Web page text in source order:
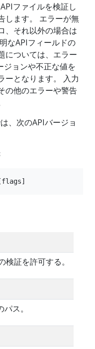
ファイルを検証し
します。 エラーが無
、それ以外の場合は
なAPIフィールドの
については、エラー
ジョンや不正な値を
ーとなります。 入力
の他のエラーや警告
、次のAPIバージョ
証を許可する。
ス。